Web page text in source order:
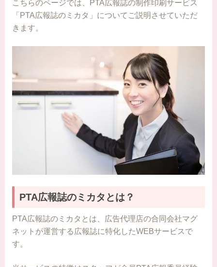
こちらのページでは、PTA広報誌の制作印刷サービス
「PTA広報誌のミカタ」についてご説明させていただ
きます。
PTA広報誌のミカタとは？
PTA広報誌のミカタとは、広告代理店の合同会社マグ
ネットが運営する広報誌に特化したWEBサービスで
す。